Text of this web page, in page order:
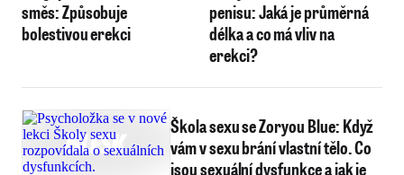
směs: Způsobuje
bolestivou erekci
penisu: Jaká je průměrná
délka a co má vliv na
erekci?
Škola sexu se Zoryou Blue: Když
vám v sexu brání vlastní tělo. Co
jsou sexuální dysfunkce a jak je